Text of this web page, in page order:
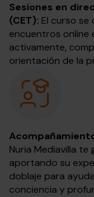
Sesiones en
(CET): El curso se
encuentros online
activamente,
orientación de la
Nuria Mediavilla
aportando su
doblaje para
conciencia y